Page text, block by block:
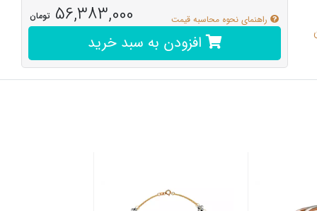
56,383,000 تومان راهنمای نحوه محاسبه قیمت
افزودن به سبد خرید